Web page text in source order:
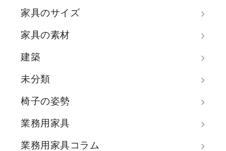
家具のサイズ
家具の素材
建築
未分類
椅子の姿勢
業務用家具
業務用家具コラム